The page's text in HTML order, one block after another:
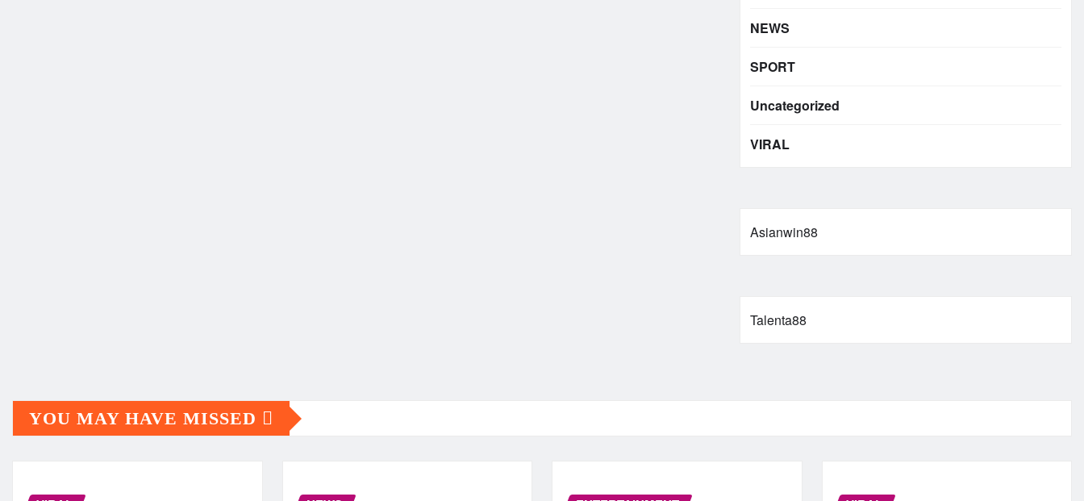
NEWS
SPORT
Uncategorized
VIRAL
Asianwin88
Talenta88
YOU MAY HAVE MISSED